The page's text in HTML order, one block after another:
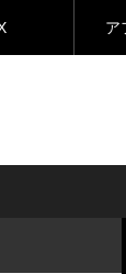
ア
いと焦燥のインデ